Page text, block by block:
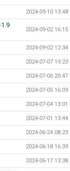
2024-09-10 13:48
2024-09-02 16:15
2024-09-02 12:34
2024-07-07 19:23
2024-07-06 20:47
2024-07-05 16:09
2024-07-04 13:01
2024-07-01 13:44
2024-06-24 08:23
2024-06-18 16:39
2024-06-17 13:38